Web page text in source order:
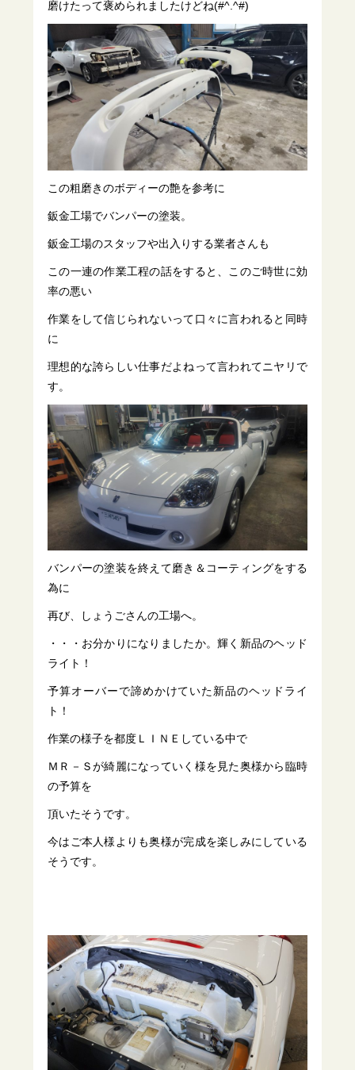
磨けたって褒められましたけどね(#^.^#)
この粗磨きのボディーの艶を参考に
鈑金工場でバンパーの塗装。
鈑金工場のスタッフや出入りする業者さんも
この一連の作業工程の話をすると、このご時世に効
率の悪い
作業をして信じられないって口々に言われると同時
に
理想的な誇らしい仕事だよねって言われてニヤリで
す。
バンパーの塗装を終えて磨き＆コーティングをする
為に
再び、しょうごさんの工場へ。
・・・お分かりになりましたか。輝く新品のヘッド
ライト！
予算オーバーで諦めかけていた新品のヘッドライ
ト！
作業の様子を都度ＬＩＮＥしている中で
ＭＲ－Ｓが綺麗になっていく様を見た奥様から臨時
の予算を
頂いたそうです。
今はご本人様よりも奥様が完成を楽しみにしている
そうです。